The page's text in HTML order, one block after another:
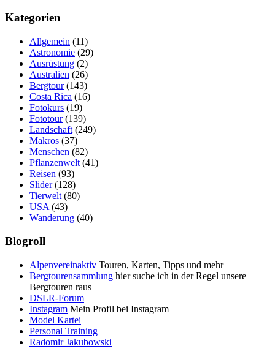
Kategorien
Allgemein (11)
Astronomie (29)
Ausrüstung (2)
Australien (26)
Bergtour(143)
Costa Rica (16)
Fotokurs (19)
Fototour(139)
Landschaft (249)
Makros (37)
Menschen (82)
Pflanzenwelt (41)
Reisen (93)
Slider(128)
Tierwelt (80)
USA (43)
Wanderung (40)
Blogroll
Alpenvereinaktiv Touren, Karten, Tipps und mehr
Bergtourensammlung hier suche ich in der Regel unsere
Bergtouren raus
DSLR-Forum
Instagram Mein Profil bei Instagram
Model Kartei
Personal Training
Radomir Jakubowski